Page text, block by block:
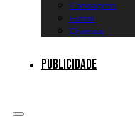
Canoagem
Futsal
Diversos
Publicidade